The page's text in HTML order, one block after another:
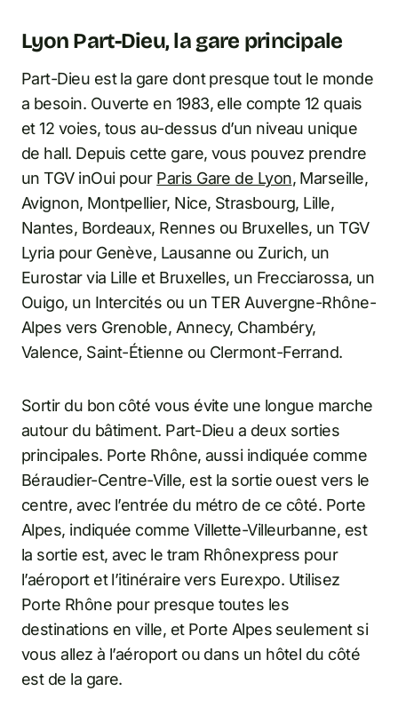
Lyon Part-Dieu, la gare principale
Part-Dieu est la gare dont presque tout le monde
a besoin. Ouverte en 1983, elle compte 12 quais
et 12 voies, tous au-dessus d’un niveau unique
de hall. Depuis cette gare, vous pouvez prendre
un TGV inOui pour Paris Gare de Lyon, Marseille,
Avignon, Montpellier, Nice, Strasbourg, Lille,
Nantes, Bordeaux, Rennes ou Bruxelles, un TGV
Lyria pour Genève, Lausanne ou Zurich, un
Eurostar via Lille et Bruxelles, un Frecciarossa, un
Ouigo, un Intercités ou un TER Auvergne-Rhône-
Alpes vers Grenoble, Annecy, Chambéry,
Valence, Saint-Étienne ou Clermont-Ferrand.
Sortir du bon côté vous évite une longue marche
autour du bâtiment. Part-Dieu a deux sorties
principales. Porte Rhône, aussi indiquée comme
Béraudier-Centre-Ville, est la sortie ouest vers le
centre, avec l’entrée du métro de ce côté. Porte
Alpes, indiquée comme Villette-Villeurbanne, est
la sortie est, avec le tram Rhônexpress pour
l’aéroport et l’itinéraire vers Eurexpo. Utilisez
Porte Rhône pour presque toutes les
destinations en ville, et Porte Alpes seulement si
vous allez à l’aéroport ou dans un hôtel du côté
est de la gare.